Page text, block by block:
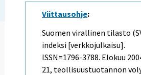
Viittausohje:
Suomen virallinen tilasto
indeksi [verkkojulkaisu].
ISSN=1796-3788. Elokuu
21, teollisuustuotannon